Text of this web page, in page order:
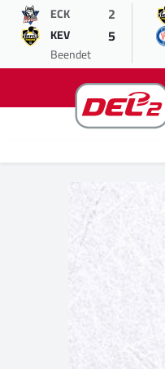
ECK 2
KEV 5
Beendet